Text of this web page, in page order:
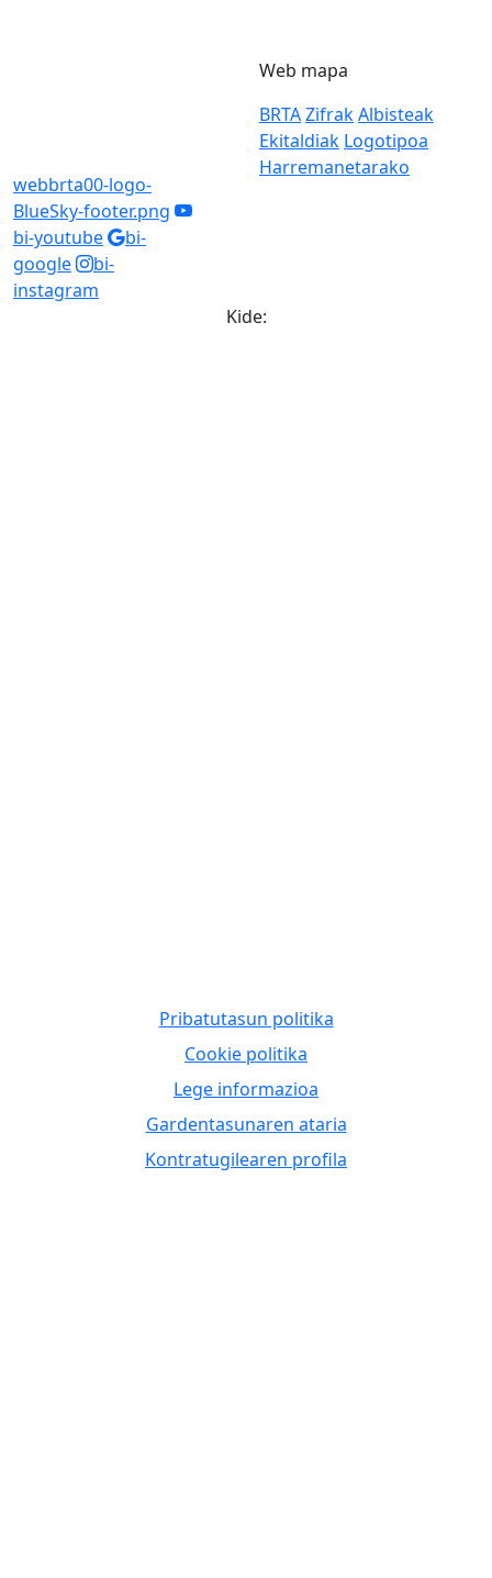
webbrta00-logo-
BlueSky-footer.png
bi-youtube
bi-
google
bi-
instagram
Web mapa
BRTAZifrakAlbisteak
Ekitaldiak Logotipoa
Harremanetarako
Kide:
Pribatutasun politika
Cookie politika
Lege informazioa
Gardentasunaren ataria
Kontratugilearen profila